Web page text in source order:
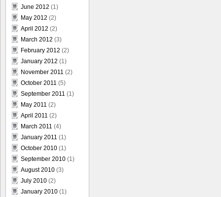
June 2012 (1)
May 2012 (2)
April 2012 (2)
March 2012 (3)
February 2012 (2)
January 2012 (1)
November 2011 (2)
October 2011 (5)
September 2011 (1)
May 2011 (2)
April 2011 (2)
March 2011 (4)
January 2011 (1)
October 2010 (1)
September 2010 (1)
August 2010 (3)
July 2010 (2)
January 2010 (1)